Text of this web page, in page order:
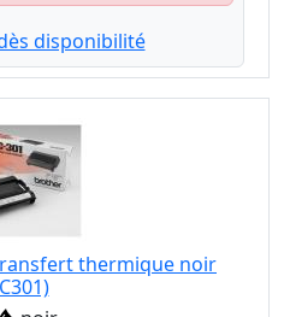
disponibilité
thermique noir